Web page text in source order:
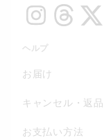
ヘルプ
お届け
キャンセル・返品
お支払い方法